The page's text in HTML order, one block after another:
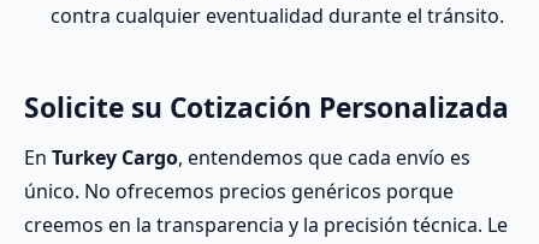
contra cualquier eventualidad durante el tránsito.
Solicite su Cotización Personalizada
En Turkey Cargo, entendemos que cada envío es
único. No ofrecemos precios genéricos porque
creemos en la transparencia y la precisión técnica. Le